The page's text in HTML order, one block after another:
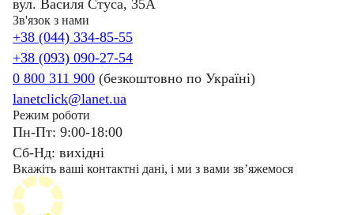
вул. Василя Стуса, 35А
Зв'язок з нами
+38 (044) 334-85-55
+38 (093) 090-27-54
0 800 311 900 (безкоштовно по Україні)
lanetclick@lanet.ua
Режим роботи
Пн-Пт: 9:00-18:00
Сб-Нд: вихідні
Вкажіть ваші контактні дані, і ми з вами звʼяжемося